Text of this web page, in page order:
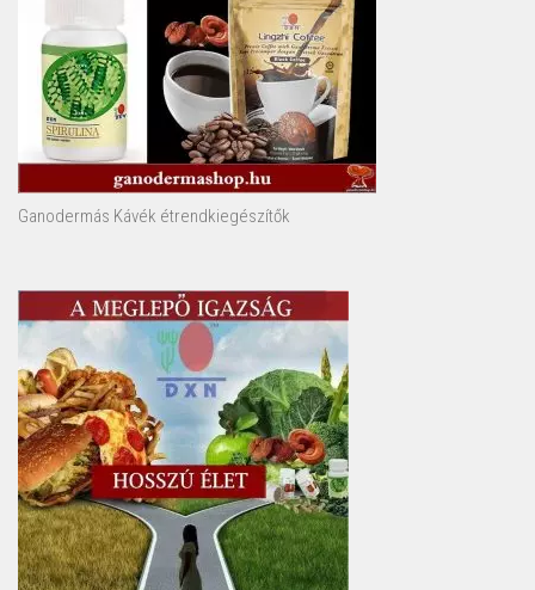
Ganodermás Kávék étrendkiegészítők